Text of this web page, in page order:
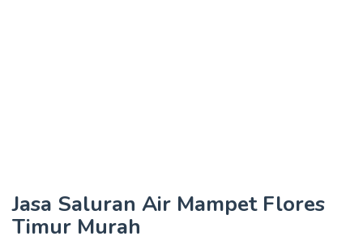
Jasa Saluran Air Mampet Flores
Timur Murah